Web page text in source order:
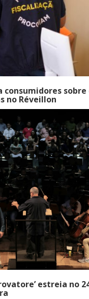
consumidores sobre
no Réveillon
estreia no